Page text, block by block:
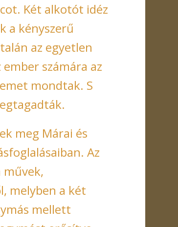
Két alkotót idéz
a kényszerű
az egyetlen
számára az
mondtak. S
meg Márai és
Az
melyben a két
mellett